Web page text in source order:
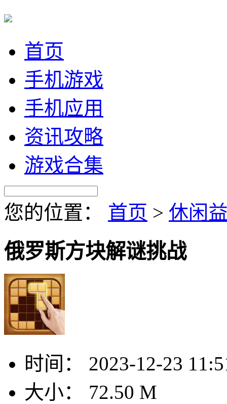
首页
手机游戏
手机应用
资讯攻略
游戏合集
您的位置： 首页 > 休闲
俄罗斯方块解谜挑战
时间：
2023-12-23
大小：
72.50 M